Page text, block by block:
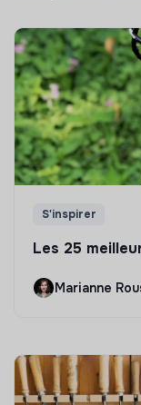
S'inspirer
Les 25
Marianne